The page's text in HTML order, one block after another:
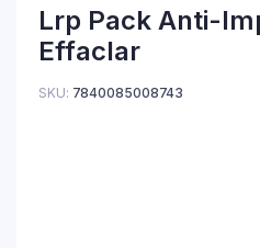
Lrp Pack Anti-
Effaclar
SKU: 7840085008743